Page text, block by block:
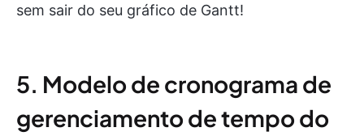
sem sair do seu gráfico de Gantt!
5. Modelo de cronograma de
gerenciamento de tempo do